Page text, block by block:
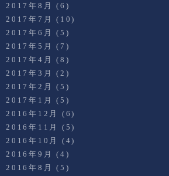
2017年8月
(6)
2017年7月
(10)
2017年6月
(5)
2017年5月
(7)
2017年4月
(8)
2017年3月
(2)
2017年2月
(5)
2017年1月
(5)
2016年12月
(6)
2016年11月
(5)
2016年10月
(4)
2016年9月
(4)
2016年8月
(5)